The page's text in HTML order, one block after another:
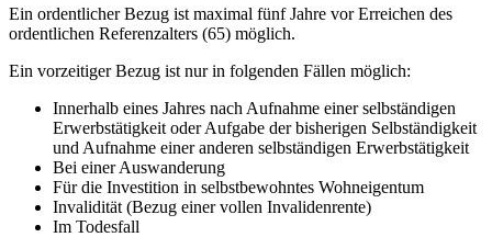
Ein ordentlicher Bezug ist maximal fünf Jahre vor Erreichen des
ordentlichen Referenzalters (65) möglich.
Ein vorzeitiger Bezug ist nur in folgenden Fällen möglich:
Innerhalb eines Jahres nach Aufnahme einer selbständigen
Erwerbstätigkeit oder Aufgabe der bisherigen Selbständigkeit
und Aufnahme einer anderen selbständigen Erwerbstätigkeit
Bei einer Auswanderung
Für die Investition in selbstbewohntes Wohneigentum
Invalidität (Bezug einer vollen Invalidenrente)
Im Todesfall